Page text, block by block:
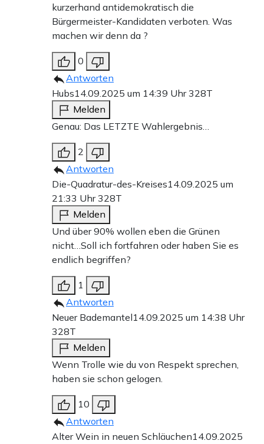
kurzerhand antidemokratisch die
Bürgermeister-Kandidaten verboten. Was
machen wir denn da ?
0
Antworten
Hubs14.09.2025 um 14:39 Uhr328T
Melden
Genau: Das LETZTE Wahlergebnis…
2
Antworten
Die-Quadratur-des-Kreises14.09.2025 um
21:33 Uhr328T
Melden
Und über 90% wollen eben die Grünen
nicht…Soll ich fortfahren oder haben Sie es
endlich begriffen?
1
Antworten
Neuer Bademantel14.09.2025 um 14:38 Uhr
328T
Melden
Wenn Trolle wie du von Respekt sprechen,
haben sie schon gelogen.
10
Antworten
Alter Wein in neuen Schläuchen14.09.2025